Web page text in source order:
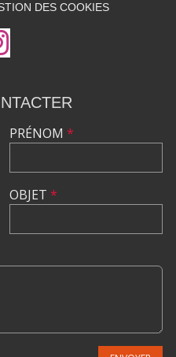
DES COOKIES
PRÉNOM *
OBJET *